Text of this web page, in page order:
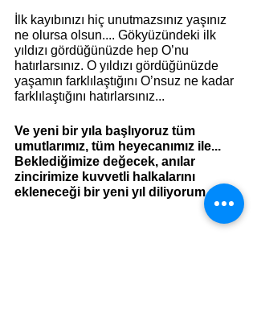
İlk kayıbınızı hiç unutmazsınız yaşınız
ne olursa olsun.... Gökyüzündeki ilk
yıldızı gördüğünüzde hep O’nu
hatırlarsınız. O yıldızı gördüğünüzde
yaşamın farklılaştığını O’nsuz ne kadar
farklılaştığını hatırlarsınız...
Ve yeni bir yıla başlıyoruz tüm
umutlarımız, tüm heyecanımız ile...
Beklediğimize değecek, anılar
zincirimize kuvvetli halkalarını
ekleneceği bir yeni yıl diliyorum.